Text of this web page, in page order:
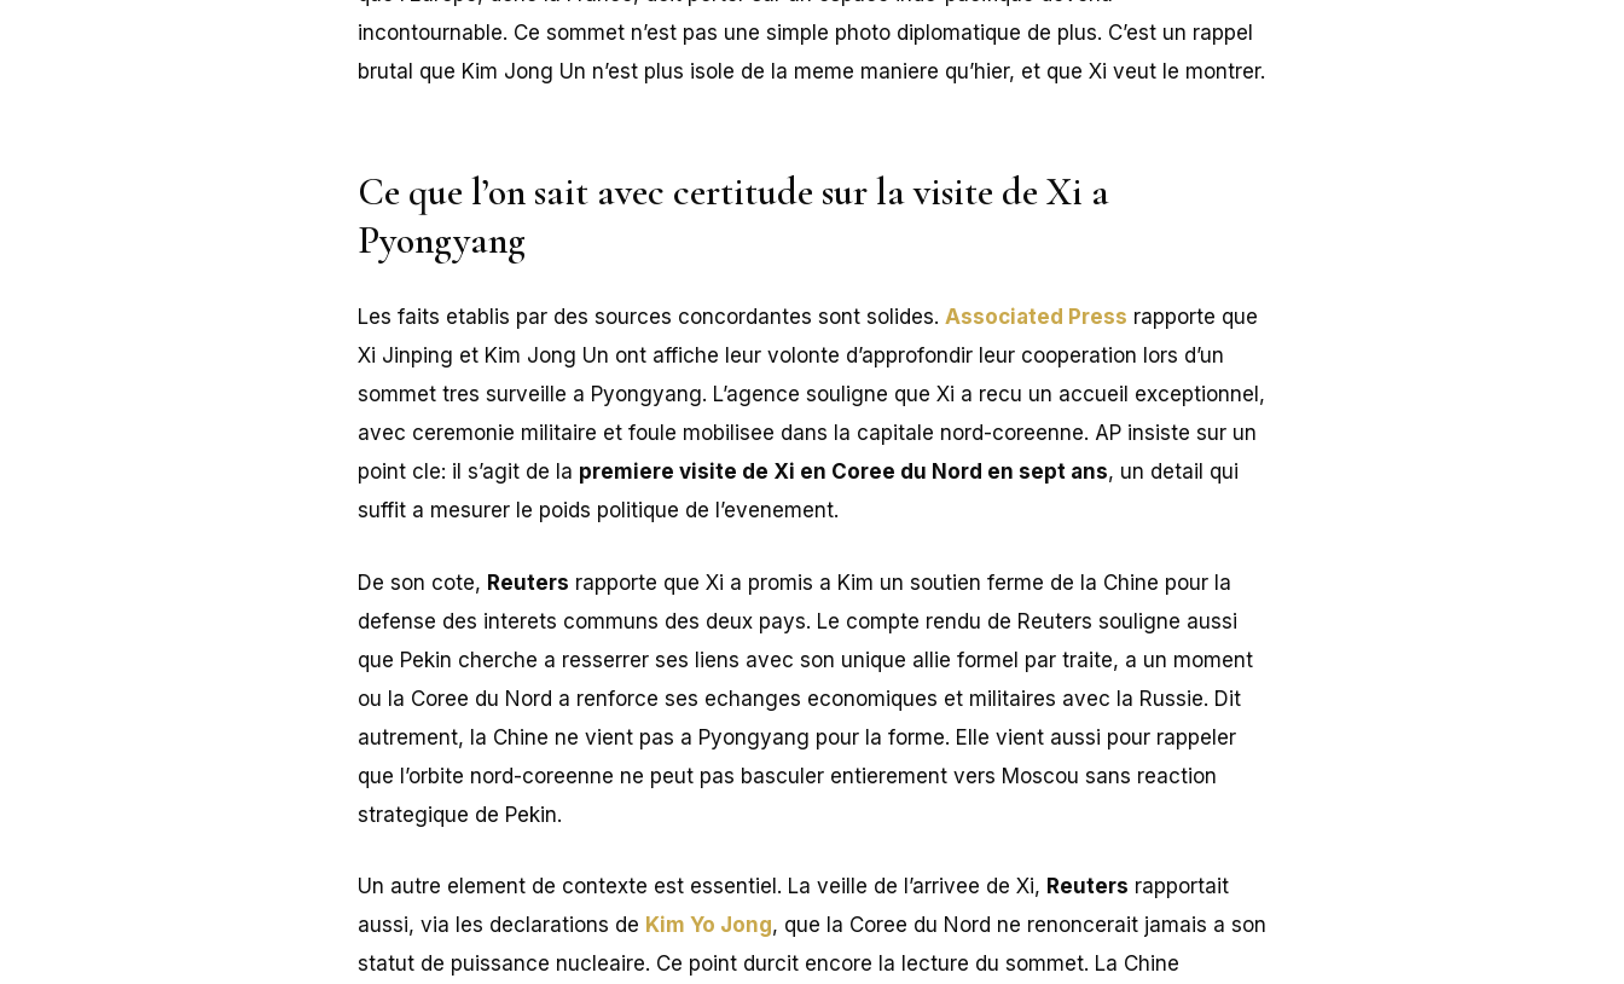
incontournable. Ce sommet n’est pas une simple photo diplomatique de plus. C’est un rappel
brutal que Kim Jong Un n’est plus isole de la meme maniere qu’hier, et que Xi veut le montrer.
Ce que l’on sait avec certitude sur la visite de Xi a
Pyongyang
Les faits etablis par des sources concordantes sont solides. Associated Press rapporte que
Xi Jinping et Kim Jong Un ont affiche leur volonte d’approfondir leur cooperation lors d’un
sommet tres surveille a Pyongyang. L’agence souligne que Xi a recu un accueil exceptionnel,
avec ceremonie militaire et foule mobilisee dans la capitale nord-coreenne. AP insiste sur un
point cle: il s’agit de la premiere visite de Xi en Coree du Nord en sept ans, un detail qui
suffit a mesurer le poids politique de l’evenement.
De son cote, Reuters rapporte que Xi a promis a Kim un soutien ferme de la Chine pour la
defense des interets communs des deux pays. Le compte rendu de Reuters souligne aussi
que Pekin cherche a resserrer ses liens avec son unique allie formel par traite, a un moment
ou la Coree du Nord a renforce ses echanges economiques et militaires avec la Russie. Dit
autrement, la Chine ne vient pas a Pyongyang pour la forme. Elle vient aussi pour rappeler
que l’orbite nord-coreenne ne peut pas basculer entierement vers Moscou sans reaction
strategique de Pekin.
Un autre element de contexte est essentiel. La veille de l’arrivee de Xi, Reuters rapportait
aussi, via les declarations de Kim Yo Jong, que la Coree du Nord ne renoncerait jamais a son
statut de puissance nucleaire. Ce point durcit encore la lecture du sommet. La Chine